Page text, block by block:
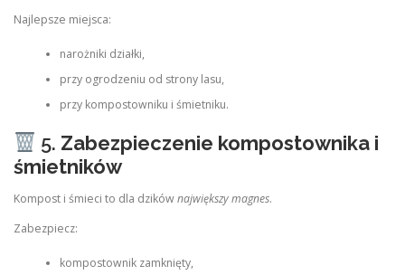
Najlepsze miejsca:
narożniki działki,
przy ogrodzeniu od strony lasu,
przy kompostowniku i śmietniku.
5. Zabezpieczenie kompostownika i
śmietników
Kompost i śmieci to dla dzikównajwiększy magnes.
Zabezpiecz:
kompostownik zamknięty,